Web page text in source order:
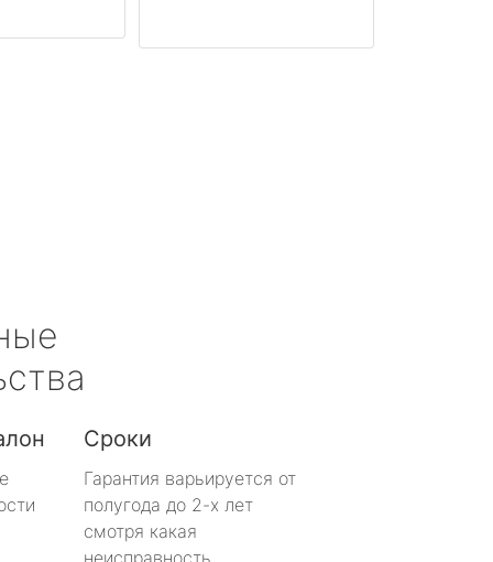
Сроки
Гарантия варьируется от
полугода до 2-х лет
смотря какая
неисправность.